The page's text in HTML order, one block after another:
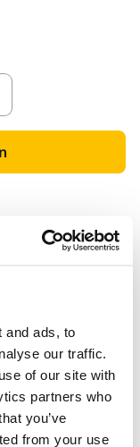
and ads, to
our traffic.
of our site with
partners who
you’ve
from your use